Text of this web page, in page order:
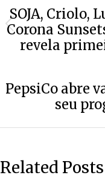
de
post:
SOJA, Criolo,
Corona
revela
PepsiCo abre
seu
Related Posts